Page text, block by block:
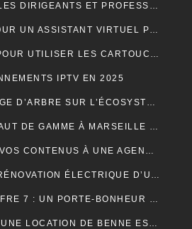
L’ART DE SUBLIMER LES DIRIGEANTS ET PROFESSIONNELS
POURQUOI OPTER POUR UN ASSISTANT VIRTUEL POUR SA PME ET TPE : LA CLÉ D’UNE EFFICACITÉ DÉCUPLÉE
LE GUIDE COMPLET POUR UTILISER LES CARTOUCHES DE CRÈME AU PROTOXYDE D’AZOTE DE MANIÈRE SÛRE ET CRÉATIVE DANS LA CUISINE
IPTV EN 2025
L’IMPACT DE L’ÉTÊTAGE D’ARBRE SUR L’ÉCOSYSTÈME
RÉSERVATION VTC HAUT DE GAMME À MARSEILLE : LUXE ET CONFORT
POURQUOI CONFIER VOS CONTENUS À UNE AGENCE DE RÉDACTION ? LA CLÉ DU SUCCÈS EN LIGNE
COMBIEN COÛTE LA RÉNOVATION ÉLECTRIQUE D’UNE MAISON OU D’UN APPARTEMENT ?
LE POUVOIR DU CHIFFRE 7 : UN PORTE-BONHEUR MYSTIQUE
COMMENT LE PRIX D’UNE LOCATION DE BENNE EST-IL CALCULÉ ?